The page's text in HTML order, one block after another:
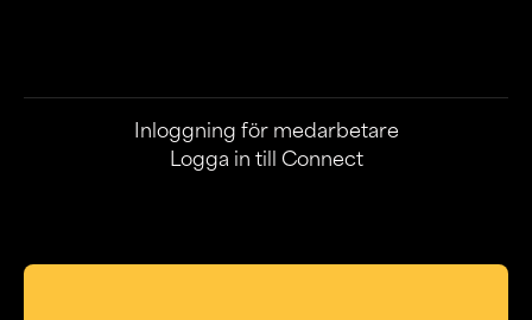
Inloggning för medarbetare
Logga in till Connect